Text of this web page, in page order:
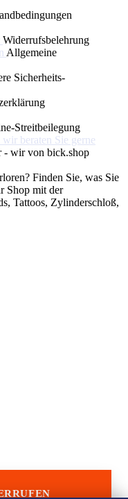
Widerrufsbelehrung
Allgemeine
Sicherheits-
Streitbeilegung
beraten Sie gerne
- wir von bick.shop
Finden Sie, was Sie
Shop mit der
Tattoos, Zylinderschloß,